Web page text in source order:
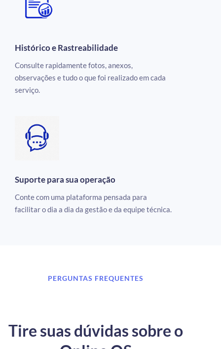
Histórico e Rastreabilidade
Consulte rapidamente fotos, anexos,
observações e tudo o que foi realizado em cada
serviço.
Suporte para sua operação
Conte com uma plataforma pensada para
facilitar o dia a dia da gestão e da equipe técnica.
PERGUNTAS FREQUENTES
Tire suas dúvidas sobre o